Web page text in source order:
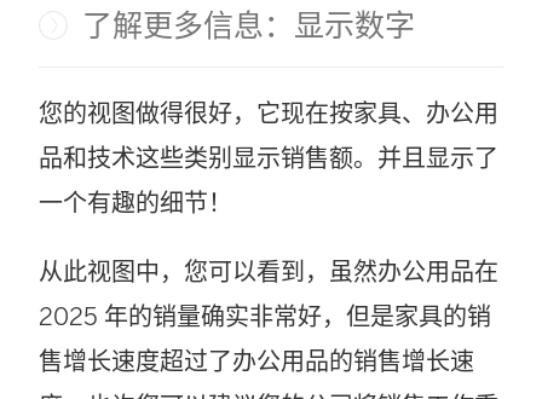
了解更多信息：显示数字
您的视图做得很好，它现在按家具、办公用
品和技术这些类别显示销售额。并且显示了
一个有趣的细节！
从此视图中，您可以看到，虽然办公用品在
2025 年的销量确实非常好，但是家具的销
售增长速度超过了办公用品的销售增长速